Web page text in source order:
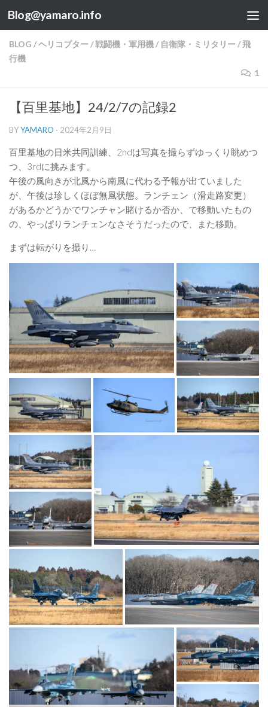
コンテンツへスキップ
Blog@yamaro.info
BLOG /ヘリコプター/戦闘機・軍用機/ 自衛隊・ミリタリー/ 飛
行機
1
【百里基地】24/2/7の記録2
BYYAMARO · 2024年2月9日
百里基地の日米共同訓練、2ndは写真を撮らずゆっくり眺めつ
つ、3rdに挑みます。
午後の風向きが北風から南風に代わる予報が出ていました
が、午後は珍しくほぼ無風状態。ランチェン（滑走路変更）
があるかどうかでワンチャン賭けるか否か、で移動いたもの
の、やっぱりランチェンなさそうだったので、また移動。
まずは転がりを撮り…